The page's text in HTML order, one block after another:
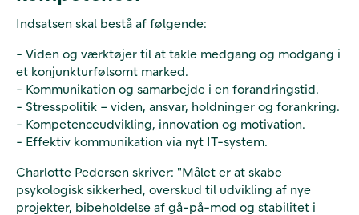
Indsatsen skal bestå af følgende:
- Viden og værktøjer til at takle medgang og modgang i
et konjunkturfølsomt marked.
- Kommunikation og samarbejde i en forandringstid.
- Stresspolitik – viden, ansvar, holdninger og forankring.
- Kompetenceudvikling, innovation og motivation.
- Effektiv kommunikation via nyt IT-system.
Charlotte Pedersen skriver: "Målet er at skabe
psykologisk sikkerhed, overskud til udvikling af nye
projekter, bibeholdelse af gå-på-mod og stabilitet i